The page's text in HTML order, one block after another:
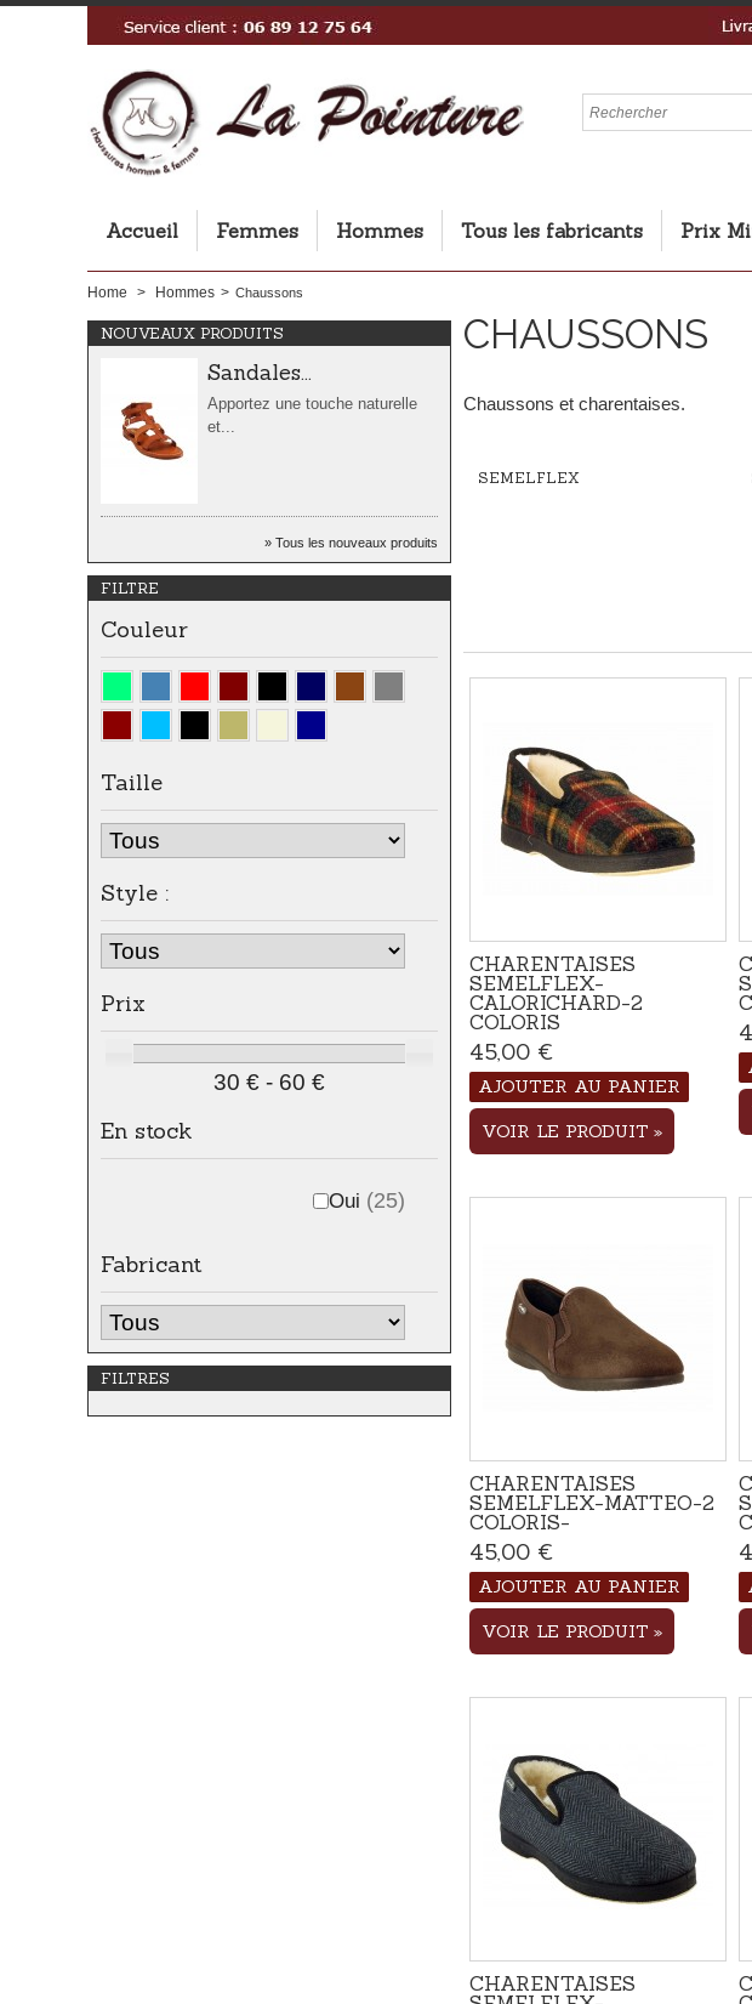
Accueil Femmes Hommes Tous les fabricants Prix
Home > Hommes > Chaussons
NOUVEAUX PRODUITS
Apportez une touche naturelle
Sandales...
Apportez une touche naturelle
et...
Sandales...
Apportez une touche naturelle
et...
Tous les nouveaux produits
FILTRE
Couleur
Taille
Style :
Prix
30 € - 60 €
En stock
Oui (25)
Fabricant
FILTRES
CHAUSSONS
Chaussons et charentaises.
SEMELFLEX
CHARENTAISES
SEMELFLEX-
CALORICHARD-2
COLORIS
45,00 €
AJOUTER AU PANIER
VOIR LE PRODUIT
CHARENTAISES
SEMELFLEX-MATTEO-2
COLORIS-
45,00 €
AJOUTER AU PANIER
VOIR LE PRODUIT
CHARENTAISES